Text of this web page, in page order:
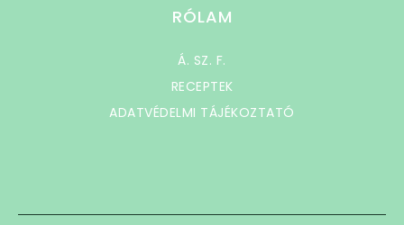
RÓLAM
Á. SZ. F.
RECEPTEK
ADATVÉDELMI TÁJÉKOZTATÓ